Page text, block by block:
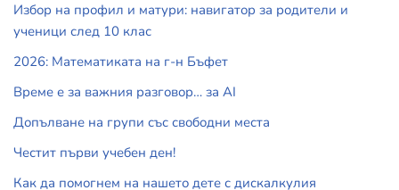
Избор на профил и матури: навигатор за родители и
ученици след 10 клас
2026: Математиката на г-н Бъфет
Време е за важния разговор… за АI
Допълване на групи със свободни места
Честит първи учебен ден!
Как да помогнем на нашето дете с дискалкулия